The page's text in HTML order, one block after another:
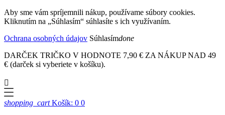
Aby sme vám spríjemnili nákup, používame súbory cookies.
Kliknutím na „Súhlasím“ súhlasíte s ich využívaním.
Ochrana osobných údajov Súhlasímdone
DARČEK TRIČKO V HODNOTE 7,90 € ZA NÁKUP NAD 49
€ (darček si vyberiete v košíku).

shopping_cart Košík: 0 0